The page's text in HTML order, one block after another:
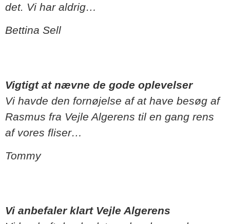
det. Vi har aldrig…
Bettina Sell
Vigtigt at nævne de gode oplevelser
Vi havde den fornøjelse af at have besøg af
Rasmus fra Vejle Algerens til en gang rens
af vores fliser…
Tommy
Vi anbefaler klart Vejle Algerens